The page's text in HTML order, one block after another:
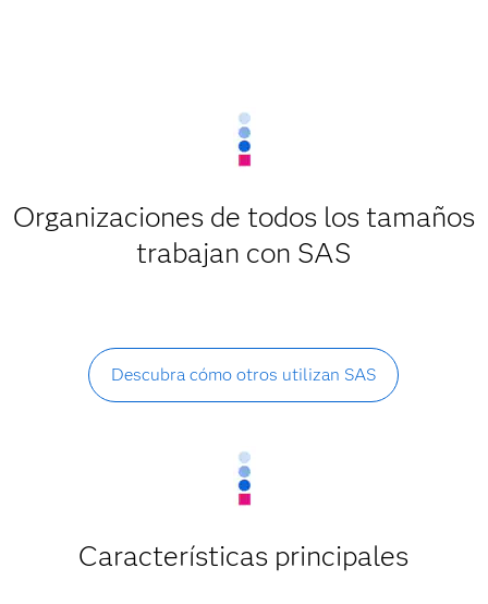
Organizaciones de todos los tamaños
trabajan con SAS
Descubra cómo otros utilizan SAS
Características principales